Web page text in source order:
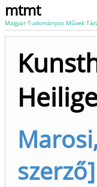
mtmt
Magyar Tudományos Művek